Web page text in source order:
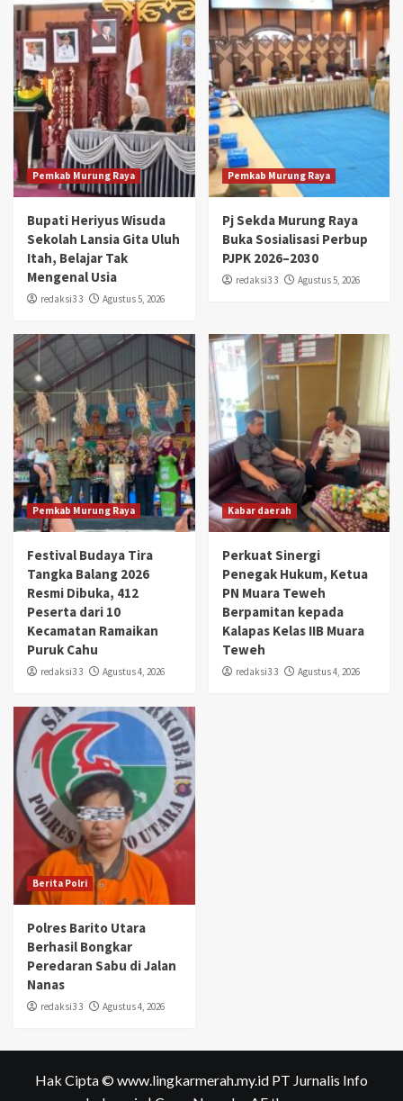
Pemkab Murung Raya
Bupati Heriyus Wisuda
Sekolah Lansia Gita Uluh
Itah, Belajar Tak
Mengenal Usia
redaksi3 3 Agustus 5, 2026
Pemkab Murung Raya
Pj Sekda Murung Raya
Buka Sosialisasi Perbup
PJPK 2026–2030
redaksi3 3 Agustus 5, 2026
Pemkab Murung Raya
Festival Budaya Tira
Tangka Balang 2026
Resmi Dibuka, 412
Peserta dari 10
Kecamatan Ramaikan
Puruk Cahu
redaksi3 3 Agustus 4, 2026
Kabar daerah
Perkuat Sinergi
Penegak Hukum, Ketua
PN Muara Teweh
Berpamitan kepada
Kalapas Kelas IIB Muara
Teweh
redaksi3 3 Agustus 4, 2026
Berita Polri
Polres Barito Utara
Berhasil Bongkar
Peredaran Sabu di Jalan
Nanas
redaksi3 3 Agustus 4, 2026
Hak Cipta © www.lingkarmerah.my.id PT Jurnalis Info